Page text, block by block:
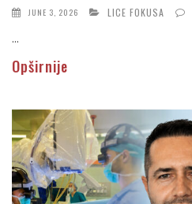
JUNE 3, 2026 LICE FOKUSA
...
Opširnije